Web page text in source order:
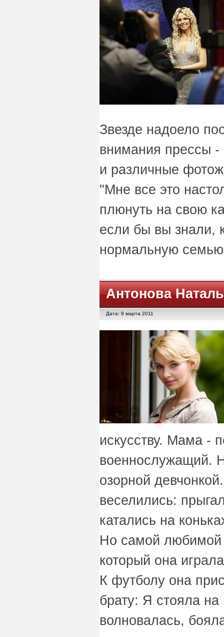
Звезде надоело
внимания прессы -
и различные
"Мне все это
плюнуть на свою
если бы вы знали,
нормальную
Антонова
Дата: 9 марта 2011
искусству. Мама -
военнослужащий.
озорной
веселились:
катались на
Но самой любимой
который она
К футболу она
брату: Я стояла
волновалась,